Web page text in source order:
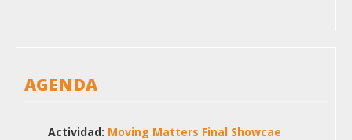
AGENDA
Actividad: Moving Matters Final Showcae